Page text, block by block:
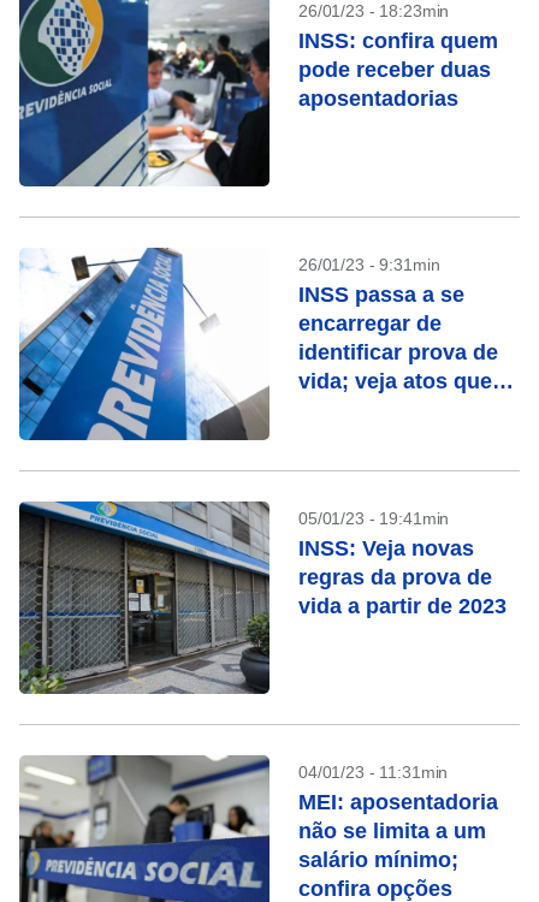
26/01/23 - 18:23min
INSS: confira quem
pode receber duas
aposentadorias
26/01/23 - 9:31min
INSS passa a se
encarregar de
identificar prova de
vida; veja atos que
05/01/23 - 19:41min
INSS: Veja novas
regras da prova de
vida a partir de 2023
04/01/23 - 11:31min
MEI: aposentadoria
não se limita a um
salário mínimo;
confira opções